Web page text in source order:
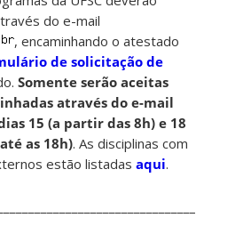
do e-mail
, encaminhando o atestado
de solicitação de
Somente serão aceitas
através do e-mail
15 (a partir das 8h) e 18
as 18h). As disciplinas com
estão listadasaqui.